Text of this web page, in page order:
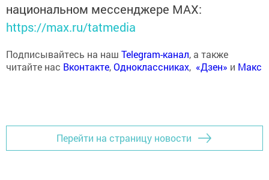
национальном мессенджере MАХ:
https://max.ru/tatmedia
Подписывайтесь на наш Telegram-канал, а также
читайте нас Вконтакте,Одноклассниках, «Дзен» и Макс
Перейти на страницу новости